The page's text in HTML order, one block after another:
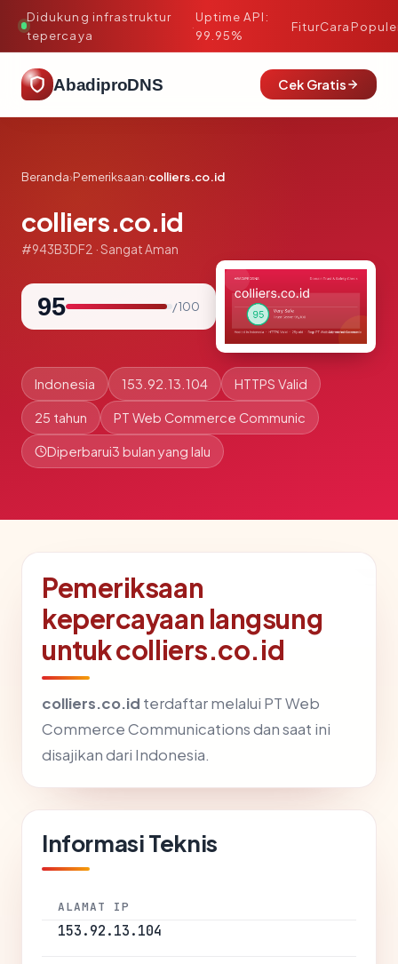
Didukung infrastruktur
tepercaya
·
Uptime API:
99.95%
FiturCara
AbadiproDNS Cek Gratis
Beranda›Pemeriksaan›colliers.co.id
colliers.co.id
#943B3DF2 · Sangat Aman
95 / 100
Indonesia 153.92.13.104 HTTPS Valid
25 tahun PT Web Commerce Communic
Diperbarui3 bulan yang lalu
Pemeriksaan
kepercayaan langsung
untuk colliers.co.id
colliers.co.id terdaftar melalui PT Web
Commerce Communications dan saat ini
disajikan dari Indonesia.
Informasi Teknis
ALAMAT IP
153.92.13.104